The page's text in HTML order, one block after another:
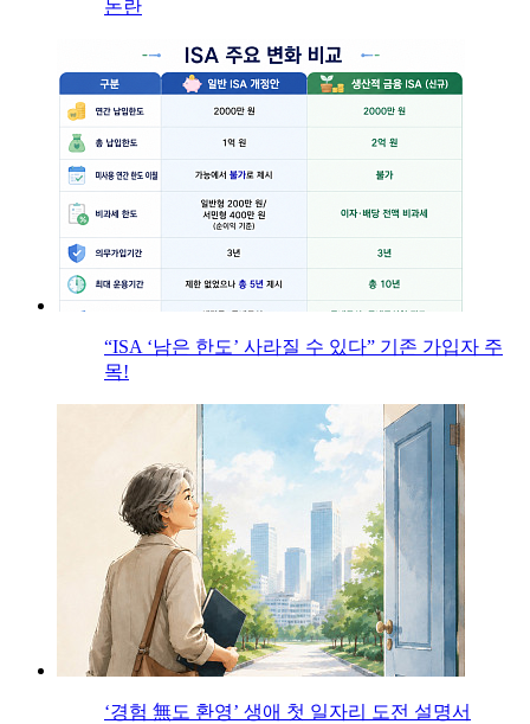
논란
“ISA ‘남은 한도’ 사라질 수 있다” 기존 가입자 주
목!
‘경험 無도 환영’ 생애 첫 일자리 도전 설명서